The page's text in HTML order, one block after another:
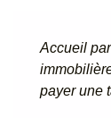
Accueil
payer une